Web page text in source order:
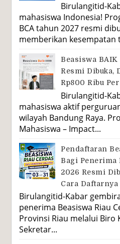
Birulangitid-
mahasiswa Indonesia!
BCA tahun 2027 resmi
memberikan kesempatan
Beasiswa
Resmi Dibuka,
Rp800 Ribu
Birulangitid-
mahasiswa aktif
wilayah Bandung Raya.
Mahasiswa – Impact...
Pendaftaran
Bagi Penerima
2026 Resmi
Cara Daftarnya
Birulangitid-Kabar
penerima Beasiswa Riau
Provinsi Riau melalui Biro
Sekretar...